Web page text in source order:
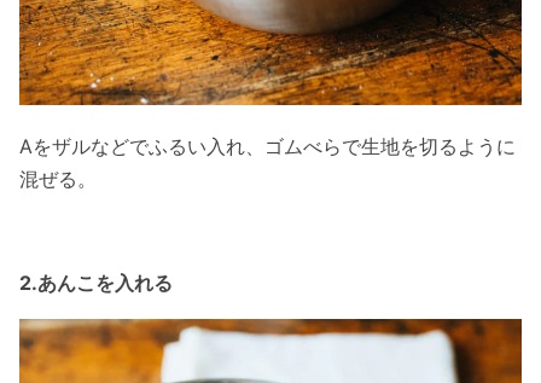
Aをザルなどでふるい入れ、ゴムべらで生地を切るように
混ぜる。
2.あんこを入れる